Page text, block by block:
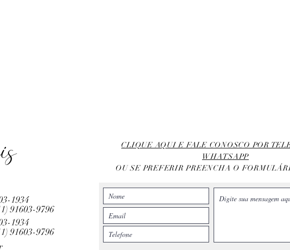
1934
91603-9796
1934
91603-9796
CLIQUE AQUI E FALE CONOSCO POR
WHATSAPP
OU SE PREFERIR PREENCHA O